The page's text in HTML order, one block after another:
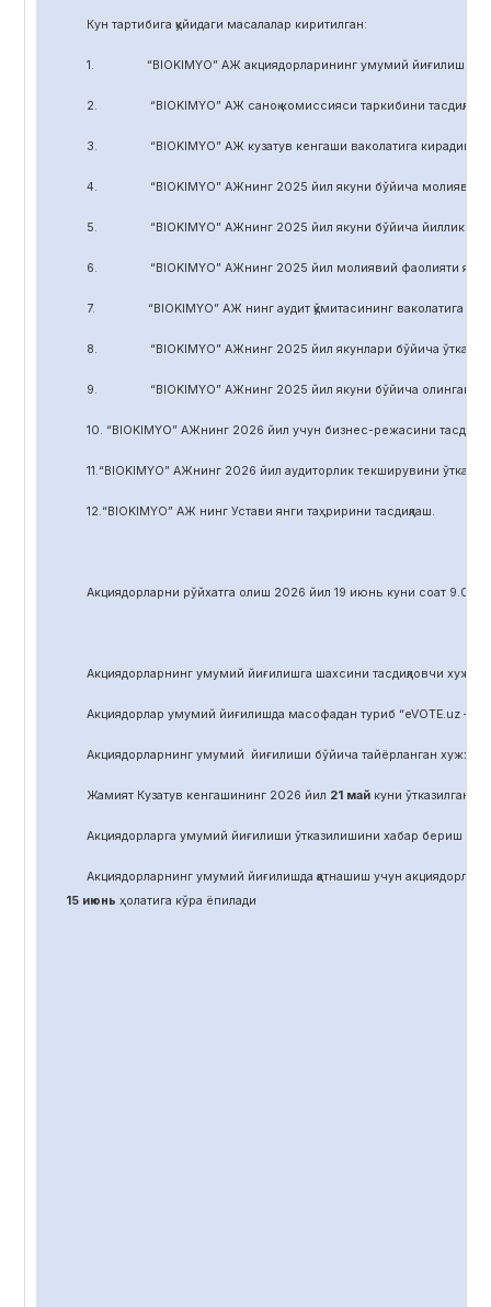
Кун тартибига қуйидаги масалалар киритилган:
1. “BIOKIMYO” АЖ акциядорларининг умумий йиғилиши
2. “BIOKIMYO” АЖ саноқ комиссияси таркибини тасдиқлаш.
3. “BIOKIMYO” АЖ кузатув кенгаши ваколатига кирадиган
4. “BIOKIMYO” АЖнинг 2025 йил якуни бўйича молиявий-
5. “BIOKIMYO” АЖнинг 2025 йил якуни бўйича йиллик
6. “BIOKIMYO” АЖнинг 2025 йил молиявий фаолияти якуни
7. “BIOKIMYO” АЖ нинг аудит қўмитасининг ваколатига
8. “BIOKIMYO” АЖнинг 2025 йил якунлари бўйича
9. “BIOKIMYO” АЖнинг 2025 йил якуни бўйича олинган соф
10. “BIOKIMYO” АЖнинг 2026 йил учун бизнес-режасини
11.“BIOKIMYO” АЖнинг 2026 йил аудиторлик текширувини
12.“BIOKIMYO” АЖ нинг Устави янги таҳририни тасдиқлаш.
Акциядорларни рўйхатга олиш 2026 йил 19 июнь куни соат 9.00
Акциядорларнинг умумий йиғилишга шахсини тасдиқловчи
Акциядорлар умумий йиғилишда масофадан туриб “eVOTE.uz –
Акциядорларнинг умумий йиғилиши бўйича тайёрланган
Жамият Кузатув кенгашининг 2026 йил 21 майкуни ўтказилган
Акциядорларга умумий йиғилиши ўтказилишини хабар бериш
Акциядорларнинг умумий йиғилишда қатнашиш учун акциядорлар
15 июнь ҳолатига кўра ёпилади